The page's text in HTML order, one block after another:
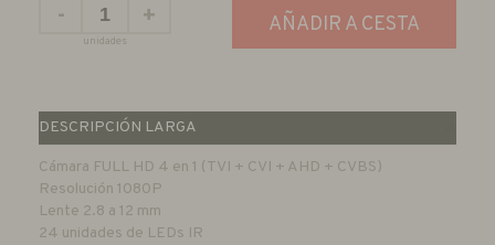
-
unidades
+ AÑADIR A CESTA
DESCRIPCIÓN LARGA
Cámara FULL HD 4 en 1 (TVI + CVI + AHD + CVBS)
Resolución 1080P
Lente 2.8 a 12 mm
24 unidades de LEDs IR